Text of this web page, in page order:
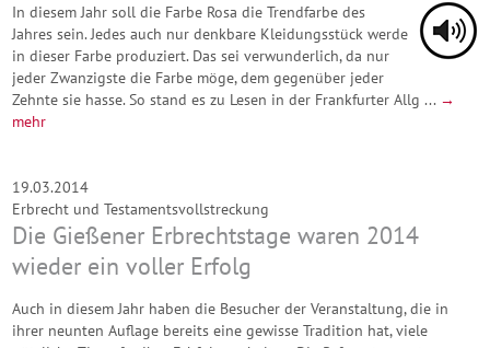
In diesem Jahr soll die Farbe Rosa die Trendfarbe des
Jahres sein. Jedes auch nur denkbare Kleidungsstück werde
in dieser Farbe produziert. Das sei verwunderlich, da nur
jeder Zwanzigste die Farbe möge, dem gegenüber jeder
Zehnte sie hasse. So stand es zu Lesen in der Frankfurter Allg ... →
mehr
19.03.2014
Erbrecht und Testamentsvollstreckung
Die Gießener Erbrechtstage waren 2014
wieder ein voller Erfolg
Auch in diesem Jahr haben die Besucher der Veranstaltung, die in
ihrer neunten Auflage bereits eine gewisse Tradition hat, viele